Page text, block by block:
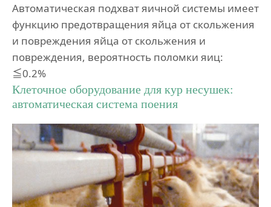
Автоматическая подхват яичной системы имеет
функцию предотвращения яйца от скольжения
и повреждения яйца от скольжения и
повреждения, вероятность поломки яиц:
≦0.2%
Клеточное оборудование для кур несушек:
автоматическая система поения